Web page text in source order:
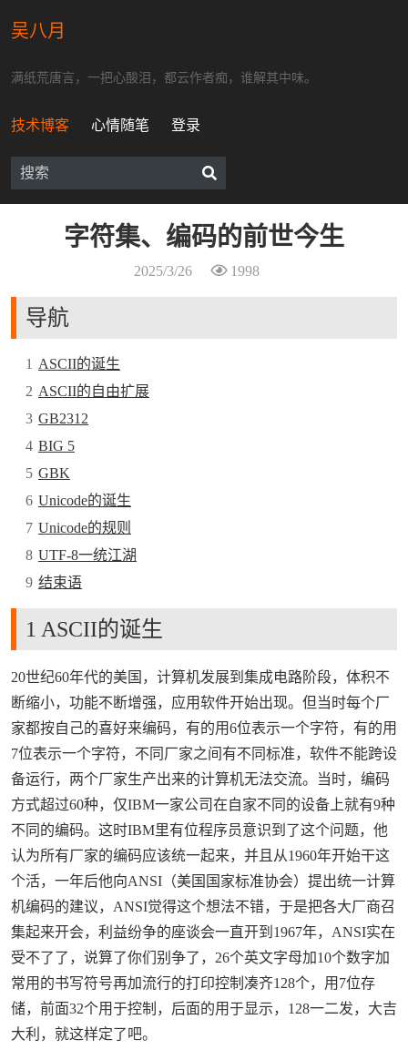
吴八月
满纸荒唐言，一把心酸泪，都云作者痴，谁解其中味。
技术博客 心情随笔 登录
字符集、编码的前世今生
2025/3/26 1998
导航
1 ASCII的诞生
2 ASCII的自由扩展
3 GB2312
4 BIG 5
5 GBK
6 Unicode的诞生
7 Unicode的规则
8 UTF-8一统江湖
9 结束语
1 ASCII的诞生
20世纪60年代的美国，计算机发展到集成电路阶段，体积不
断缩小，功能不断增强，应用软件开始出现。但当时每个厂
家都按自己的喜好来编码，有的用6位表示一个字符，有的用
7位表示一个字符，不同厂家之间有不同标准，软件不能跨设
备运行，两个厂家生产出来的计算机无法交流。当时，编码
方式超过60种，仅IBM一家公司在自家不同的设备上就有9种
不同的编码。这时IBM里有位程序员意识到了这个问题，他
认为所有厂家的编码应该统一起来，并且从1960年开始干这
个活，一年后他向ANSI（美国国家标准协会）提出统一计算
机编码的建议，ANSI觉得这个想法不错，于是把各大厂商召
集起来开会，利益纷争的座谈会一直开到1967年，ANSI实在
受不了了，说算了你们别争了，26个英文字母加10个数字加
常用的书写符号再加流行的打印控制凑齐128个，用7位存
储，前面32个用于控制，后面的用于显示，128一二发，大吉
大利，就这样定了吧。